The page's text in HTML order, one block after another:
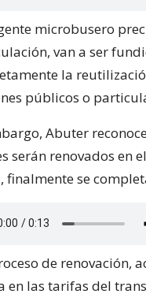
microbusero
van a ser
la
públicos o
Abuter
serán renovados en
finalmente se
de renovación,
en las tarifas del